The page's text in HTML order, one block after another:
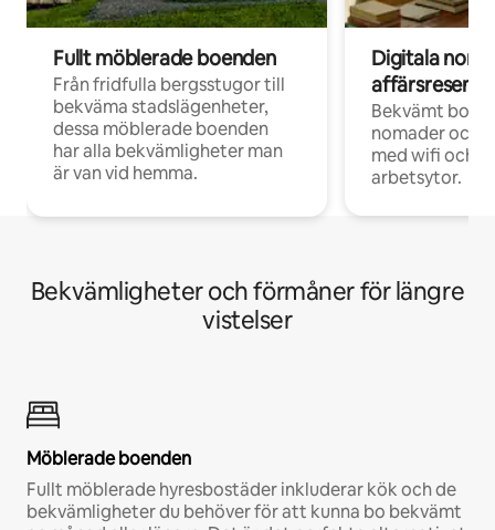
Fullt möblerade boenden
Från fridfulla bergsstugor till
bekväma stadslägenheter,
dessa möblerade boenden
har alla bekvämligheter man
är van vid hemma.
Digitala
Bekvämt
nomader och
med wifi och
arbetsytor.
Bekvämligheter och förmåner för längre
vistelser
Möblerade boenden
Fullt möblerade hyresbostäder inkluderar kök och de
bekvämligheter du behöver för att kunna bo bekvämt